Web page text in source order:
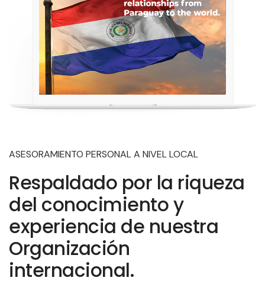
ASESORAMIENTO PERSONAL A NIVEL LOCAL
Respaldado por la riqueza
del conocimiento y
experiencia de nuestra
Organización
internacional.